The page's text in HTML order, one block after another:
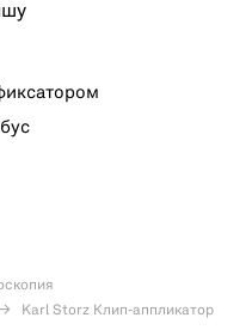
Karl Storz Клип-аппликатор